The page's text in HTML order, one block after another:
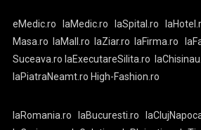
eMedic.ro laMedic.ro laSpital.ro
Masa.ro
laMall.ro laZiar.ro laFirma.ro
Suceava.ro laExecutareSilita.ro
laPiatraNeamt.ro High-Fashion.ro
laRomania.ro laBucuresti.ro